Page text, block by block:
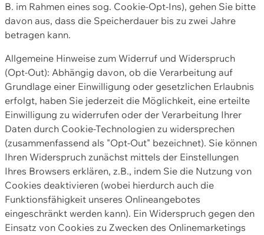
B. im Rahmen eines sog. Cookie-Opt-Ins), gehen Sie bitte
davon aus, dass die Speicherdauer bis zu zwei Jahre
betragen kann.
Allgemeine Hinweise zum Widerruf und Widerspruch
(Opt-Out): Abhängig davon, ob die Verarbeitung auf
Grundlage einer Einwilligung oder gesetzlichen Erlaubnis
erfolgt, haben Sie jederzeit die Möglichkeit, eine erteilte
Einwilligung zu widerrufen oder der Verarbeitung Ihrer
Daten durch Cookie-Technologien zu widersprechen
(zusammenfassend als "Opt-Out" bezeichnet). Sie können
Ihren Widerspruch zunächst mittels der Einstellungen
Ihres Browsers erklären, z.B., indem Sie die Nutzung von
Cookies deaktivieren (wobei hierdurch auch die
Funktionsfähigkeit unseres Onlineangebotes
eingeschränkt werden kann). Ein Widerspruch gegen den
Einsatz von Cookies zu Zwecken des Onlinemarketings